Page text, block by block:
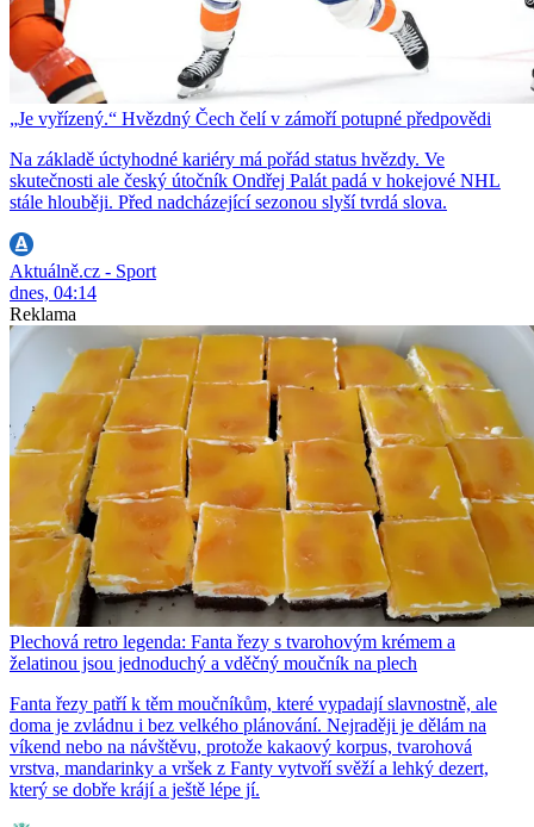
„Je vyřízený.“ Hvězdný Čech čelí v zámoří potupné předpovědi
Na základě úctyhodné kariéry má pořád status hvězdy. Ve
skutečnosti ale český útočník Ondřej Palát padá v hokejové NHL
stále hlouběji. Před nadcházející sezonou slyší tvrdá slova.
Aktuálně.cz - Sport
dnes, 04:14
Reklama
Plechová retro legenda: Fanta řezy s tvarohovým krémem a
želatinou jsou jednoduchý a vděčný moučník na plech
Fanta řezy patří k těm moučníkům, které vypadají slavnostně, ale
doma je zvládnu i bez velkého plánování. Nejraději je dělám na
víkend nebo na návštěvu, protože kakaový korpus, tvarohová
vrstva, mandarinky a vršek z Fanty vytvoří svěží a lehký dezert,
který se dobře krájí a ještě lépe jí.